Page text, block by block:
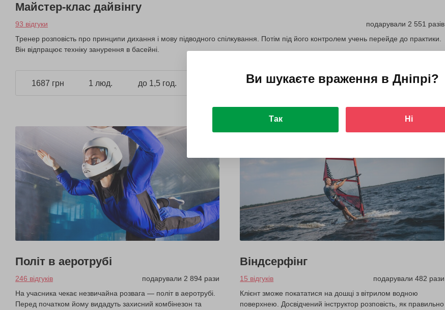
Майстер-клас дайвінгу
93 відгуки
подарували 2 551 разів
Тренер розповість про принципи дихання і мову підводного спілкування. Потім під його контролем учень перейде до практики.
Він відпрацює техніку занурення в басейні.
1687 грн 1 люд. до 1,5 год. Купити для себе
Політ в аеротрубі
246 відгуків
подарували 2 894 рази
На учасника чекає незвичайна розвага — політ в аеротрубі.
Перед початком йому видадуть захисний комбінезон та
Віндсерфінг
15 відгуків
подарували 482 рази
Клієнт зможе покататися на дошці з вітрилом водною
поверхнею. Досвідчений інструктор розповість, як правильно
Ви шукаєте враження в Дніпрі?
Так Ні